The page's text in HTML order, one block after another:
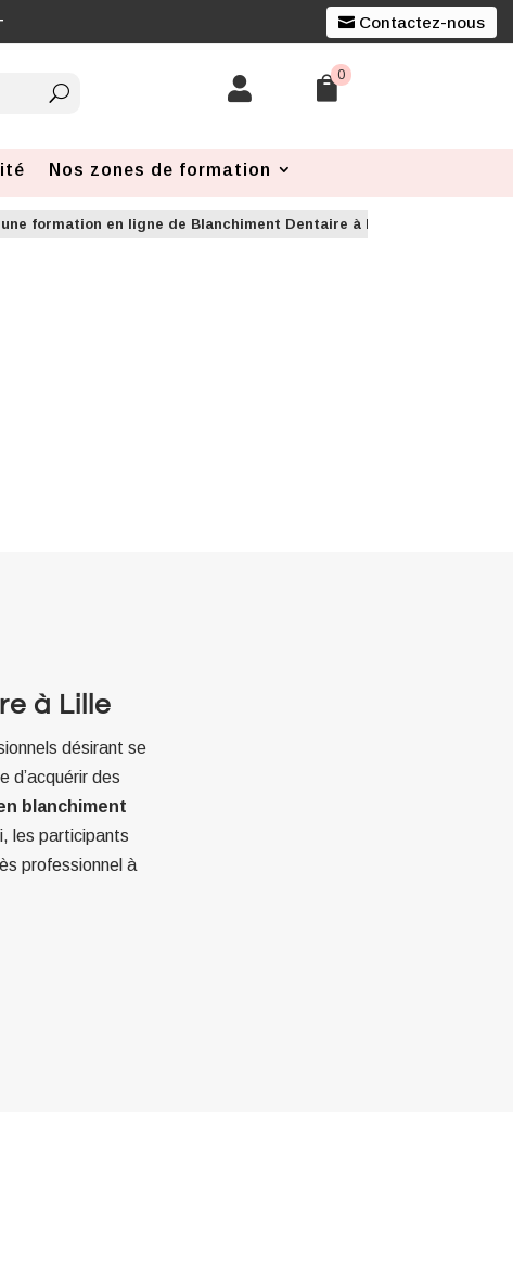
Contactez-nous
 0
Nos zones de formation
formation en ligne de Blanchiment Dentaire à Lille
à Lille
désirant se
d’acquérir des
blanchiment
les participants
professionnel à